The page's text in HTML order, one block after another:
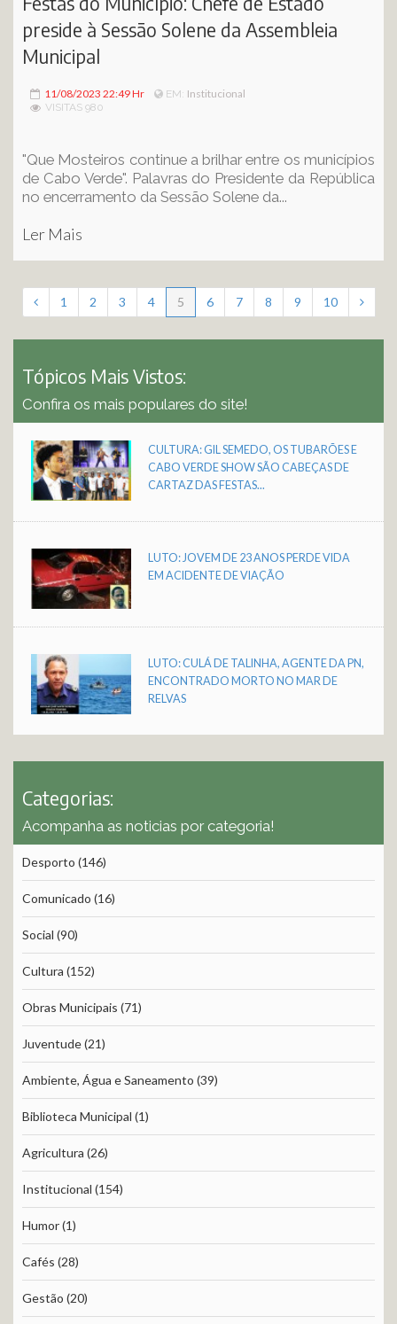
preside à Sessão Solene da Assembleia
Municipal
11/08/2023 22:49 Hr EM: Institucional
VISITAS 980
"Que Mosteiros continue a brilhar entre os municípios
de Cabo Verde". Palavras do Presidente da República
no encerramento da Sessão Solene da...
Ler Mais
1 2 3 4 5 6 7 8 9 10
Tópicos Mais Vistos:
Confira os mais populares do site!
CULTURA: GIL SEMEDO, OS TUBARÕES E
CABO VERDE SHOW SÃO CABEÇAS DE
CARTAZ DAS FESTAS...
LUTO: JOVEM DE 23 ANOS PERDE VIDA
EM ACIDENTE DE VIAÇÃO
LUTO: CULÁ DE TALINHA, AGENTE DA PN,
ENCONTRADO MORTO NO MAR DE
RELVAS
Categorias:
Acompanha as noticias por categoria!
Desporto (146)
Comunicado (16)
Social (90)
Cultura (152)
Obras Municipais (71)
Juventude(21)
Ambiente, Água e Saneamento (39)
Biblioteca Municipal (1)
Agricultura (26)
Institucional (154)
Humor(1)
Cafés (28)
Gestão (20)